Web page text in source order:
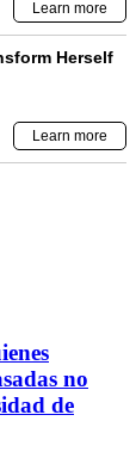
no
de